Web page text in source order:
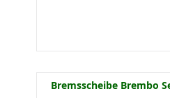
Bremsscheibe Brembo